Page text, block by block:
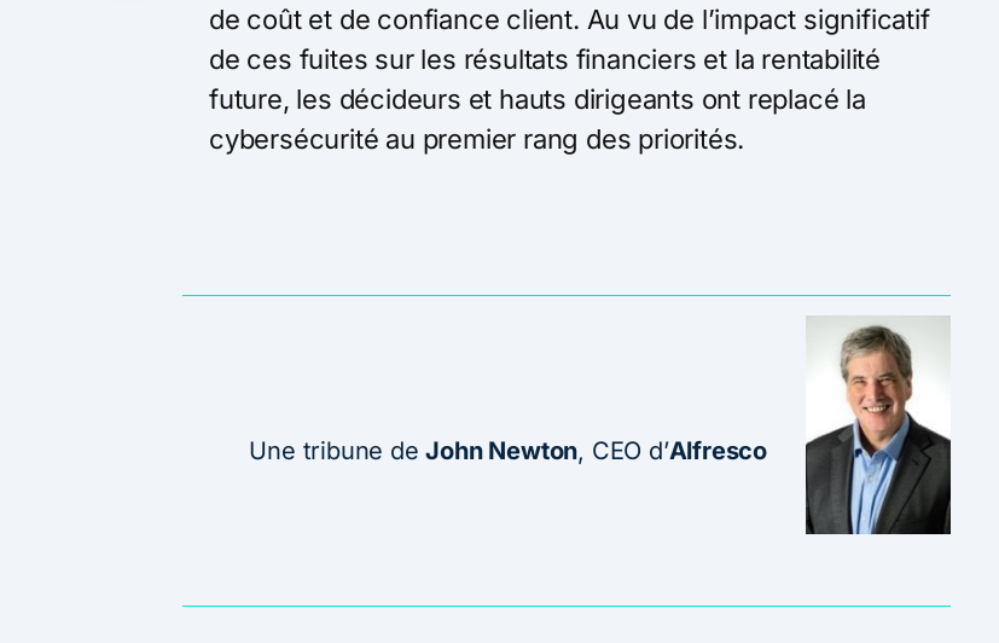
de coût et de confiance client. Au vu de l’impact significatif
de ces fuites sur les résultats financiers et la rentabilité
future, les décideurs et hauts dirigeants ont replacé la
cybersécurité au premier rang des priorités.
Une tribune deJohn Newton, CEO d’Alfresco